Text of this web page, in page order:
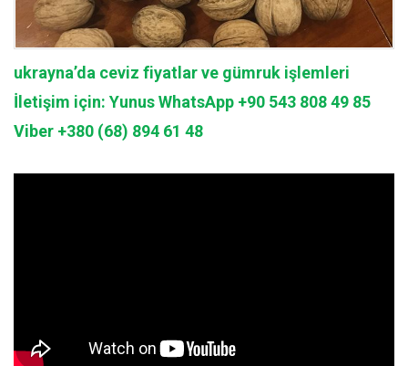
ukrayna’da ceviz fiyatlar ve gümruk işlemleri
İletişim için: Yunus WhatsApp +90 543 808 49 85
Viber +380 (68) 894 61 48